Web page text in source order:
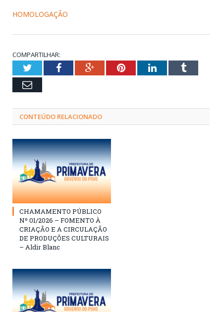
HOMOLOGAÇÃO
COMPARTILHAR:
TwitterFacebookGoogle+PinterestLinkedInTumblr
Email
CONTEÚDO RELACIONADO
CHAMAMENTO PÚBLICO
Nº 01/2026 – FOMENTO À
CRIAÇÃO E A CIRCULAÇÃO
DE PRODUÇÕES CULTURAIS
– Aldir Blanc